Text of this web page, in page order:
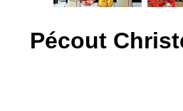
Pécout